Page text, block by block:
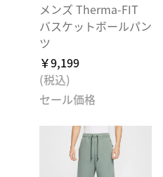
メンズ Therma-FIT
バスケットボールパン
ツ
￥9,199
(税込)
セール価格